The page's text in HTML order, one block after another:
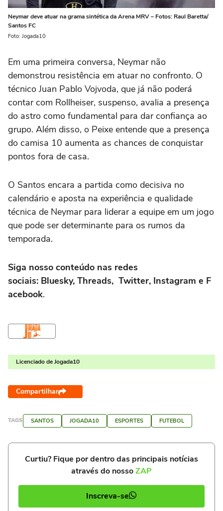
Neymar deve atuar na grama sintética da Arena MRV – Fotos: Raul Baretta/
Santos FC
Foto: Jogada10
Em uma primeira conversa, Neymar não
demonstrou resistência em atuar no confronto. O
técnico Juan Pablo Vojvoda, que já não poderá
contar com Rollheiser, suspenso, avalia a presença
do astro como fundamental para dar confiança ao
grupo. Além disso, o Peixe entende que a presença
do camisa 10 aumenta as chances de conquistar
pontos fora de casa.
O Santos encara a partida como decisiva no
calendário e aposta na experiência e qualidade
técnica de Neymar para liderar a equipe em um jogo
que pode ser determinante para os rumos da
temporada.
Siga nosso conteúdo nas redes
sociais: Bluesky, Threads, Twitter, Instagram e F
acebook.
Licenciado de Jogada10
Compartilhar
TAGS SANTOS JOGADA10 ESPORTES FUTEBOL
Curtiu? Fique por dentro das principais notícias
através do nossoZAP
Inscreva-se